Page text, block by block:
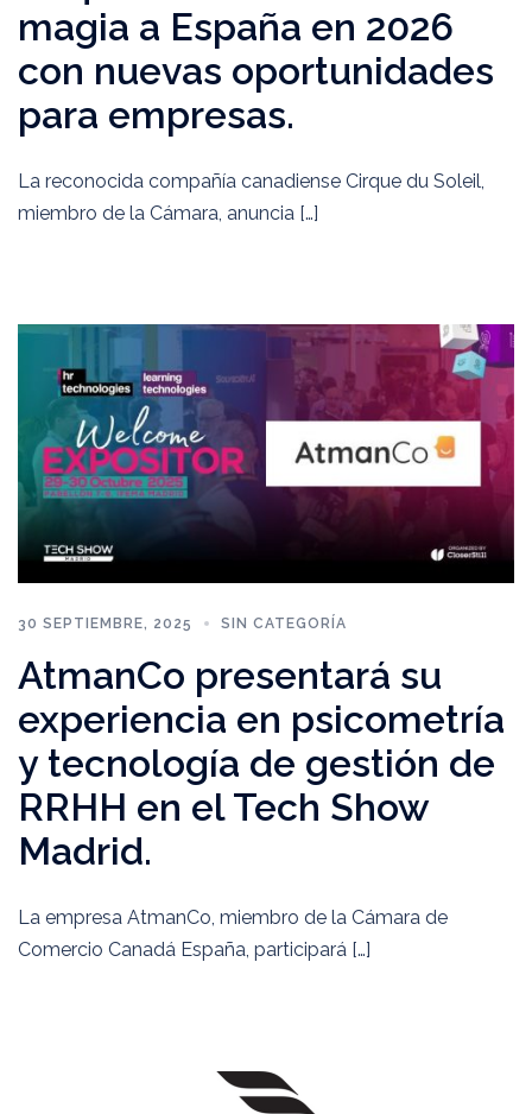
magia a España en 2026
con nuevas oportunidades
para empresas.
La reconocida compañía canadiense Cirque du Soleil,
miembro de la Cámara, anuncia […]
30 SEPTIEMBRE, 2025 SIN CATEGORÍA
AtmanCo presentará su
experiencia en psicometría
y tecnología de gestión de
RRHH en el Tech Show
Madrid.
La empresa AtmanCo, miembro de la Cámara de
Comercio Canadá España, participará […]